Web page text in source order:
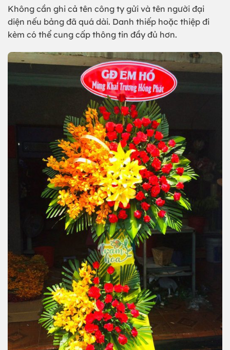
Không cần ghi cả tên công ty gửi và tên người đại
diện nếu bảng đã quá dài. Danh thiếp hoặc thiệp đi
kèm có thể cung cấp thông tin đầy đủ hơn.